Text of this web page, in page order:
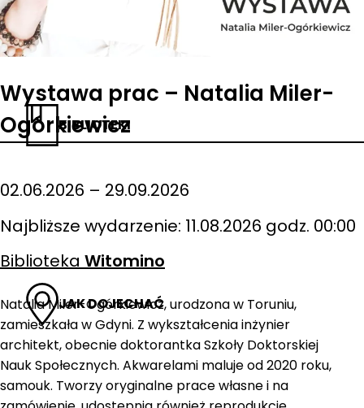
BIBLIOTEKI
JAK DOJECHAĆ
Wystawa prac – Natalia Miler-
Ogórkiewicz
02.06.2026 – 29.09.2026
Najbliższe wydarzenie: 11.08.2026 godz. 00:00
Biblioteka Witomino
Natalia Miler-Ogórkiewicz, urodzona w Toruniu,
zamieszkała w Gdyni. Z wykształcenia inżynier
architekt, obecnie doktorantka Szkoły Doktorskiej
Nauk Społecznych. Akwarelami maluje od 2020 roku,
samouk. Tworzy oryginalne prace własne i na